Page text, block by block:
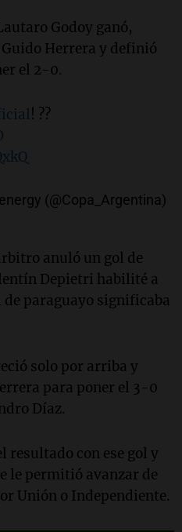
Godoy ganó,
Herrera y definió
el 2-0.
! ??
(@Copa_Argentina)
anuló un gol de
Depietri habilité a
paraguayo significaba
solo por arriba y
para poner el 3-0
Díaz.
resultado con ese gol y
le permitió avanzar de
Unión o Independiente.